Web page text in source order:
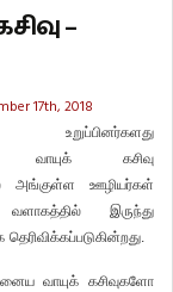
–
17th, 2018
உறுப்பினர்களது
வாயுக்
கசிவு
அங்குள்ள
ஊழியர்கள்
வளாகத்தில்
இருந்து
தெரிவிக்கப்படுகின்றது.
வாயுக் கசிவுகளோ